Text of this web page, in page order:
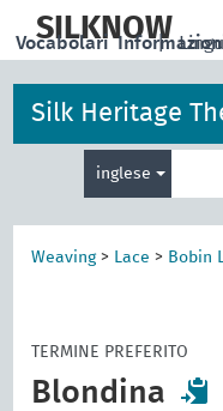
main
SILKNOW
|
Vocabolari
Silk Heritage
inglese
per
la
Weaving> Lace > Bobin
TERMINE PREFERITO
Blondina